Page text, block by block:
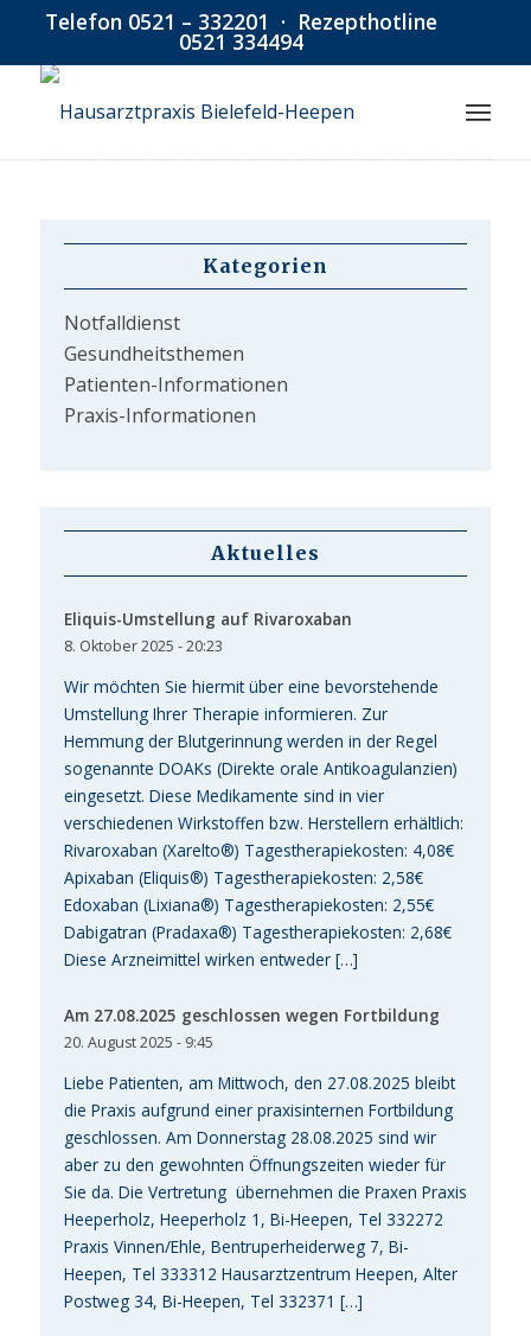
Telefon 0521 – 332201 · Rezepthotline
0521 334494
Kategorien
Notfalldienst
Gesundheitsthemen
Patienten-Informationen
Praxis-Informationen
Aktuelles
Eliquis-Umstellung auf Rivaroxaban
8. Oktober 2025 - 20:23
Wir möchten Sie hiermit über eine bevorstehende
Umstellung Ihrer Therapie informieren. Zur
Hemmung der Blutgerinnung werden in der Regel
sogenannte DOAKs (Direkte orale Antikoagulanzien)
eingesetzt. Diese Medikamente sind in vier
verschiedenen Wirkstoffen bzw. Herstellern erhältlich:
Rivaroxaban (Xarelto®) Tagestherapiekosten: 4,08€
Apixaban (Eliquis®) Tagestherapiekosten: 2,58€
Edoxaban (Lixiana®) Tagestherapiekosten: 2,55€
Dabigatran (Pradaxa®) Tagestherapiekosten: 2,68€
Diese Arzneimittel wirken entweder […]
Am 27.08.2025 geschlossen wegen Fortbildung
20. August 2025 - 9:45
Liebe Patienten, am Mittwoch, den 27.08.2025 bleibt
die Praxis aufgrund einer praxisinternen Fortbildung
geschlossen. Am Donnerstag 28.08.2025 sind wir
aber zu den gewohnten Öffnungszeiten wieder für
Sie da. Die Vertretung übernehmen die Praxen Praxis
Heeperholz, Heeperholz 1, Bi-Heepen, Tel 332272
Praxis Vinnen/Ehle, Bentruperheiderweg 7, Bi-
Heepen, Tel 333312 Hausarztzentrum Heepen, Alter
Postweg 34, Bi-Heepen, Tel 332371 […]